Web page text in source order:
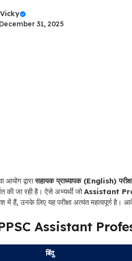
Vicky
31, 2025
आयोग द्वारासहायक प्राध्यापक (English)
की जा रही है। ऐसे अभ्यर्थी जोAssistant
में हैं, उनके लिए यह परीक्षा अत्यंत महत्वपूर्ण है।
Assistant
बिंदु